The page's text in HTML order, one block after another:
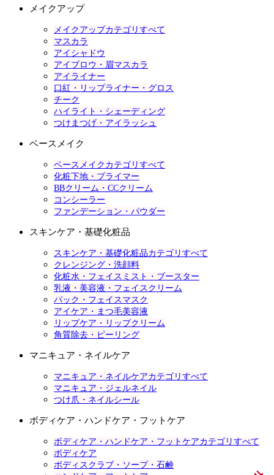
メイクアップ
メイクアップカテゴリすべて
マスカラ
アイシャドウ
アイブロウ・眉マスカラ
アイライナー
口紅・リップライナー・グロス
チーク
ハイライト・シェーディング
つけまつげ・アイラッシュ
ベースメイク
ベースメイクカテゴリすべて
化粧下地・プライマー
BBクリーム・CCクリーム
コンシーラー
ファンデーション・パウダー
スキンケア・基礎化粧品
スキンケア・基礎化粧品カテゴリすべて
クレンジング・洗顔料
化粧水・フェイスミスト・ブースター
乳液・美容液・フェイスクリーム
パック・フェイスマスク
アイケア・まつ毛美容液
リップケア・リップクリーム
角質除去・ピーリング
マニキュア・ネイルケア
マニキュア・ネイルケアカテゴリすべて
マニキュア・ジェルネイル
つけ爪・ネイルシール
ボディケア・ハンドケア・フットケア
ボディケア・ハンドケア・フットケアカテゴリすべて
ボディケア
ボディスクラブ・ソープ・石鹸